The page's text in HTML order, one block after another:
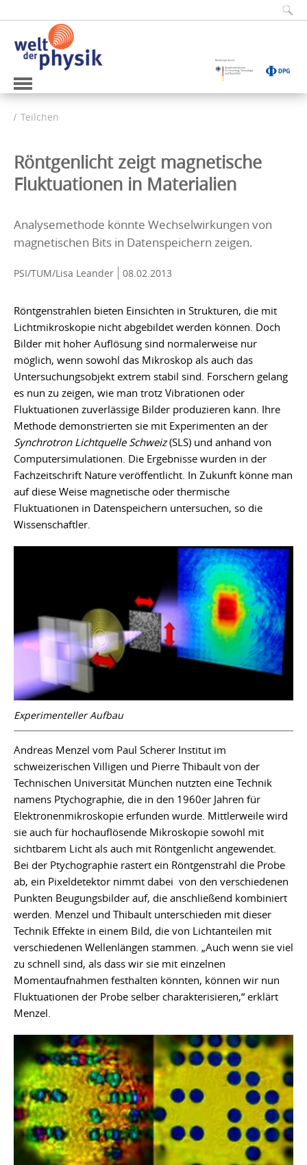
Teilchen
Röntgenlicht zeigt magnetische
Fluktuationen in Materialien
Analysemethode könnte Wechselwirkungen von
magnetischen Bits in Datenspeichern zeigen.
PSI/TUM/Lisa Leander 08.02.2013
Röntgenstrahlen bieten Einsichten in Strukturen, die mit
Lichtmikroskopie nicht abgebildet werden können. Doch
Bilder mit hoher Auflösung sind normalerweise nur
möglich, wenn sowohl das Mikroskop als auch das
Untersuchungsobjekt extrem stabil sind. Forschern gelang
es nun zu zeigen, wie man trotz Vibrationen oder
Fluktuationen zuverlässige Bilder produzieren kann. Ihre
Methode demonstrierten sie mit Experimenten an der
Synchrotron Lichtquelle Schweiz(SLS) und anhand von
Computersimulationen. Die Ergebnisse wurden in der
Fachzeitschrift Nature veröffentlicht. In Zukunft könne man
auf diese Weise magnetische oder thermische
Fluktuationen in Datenspeichern untersuchen, so die
Wissenschaftler.
Experimenteller Aufbau
Andreas Menzel vom Paul Scherer Institut im
schweizerischen Villigen und Pierre Thibault von der
Technischen Universität München nutzten eine Technik
namens Ptychographie, die in den 1960er Jahren für
Elektronenmikroskopie erfunden wurde. Mittlerweile wird
sie auch für hochauflösende Mikroskopie sowohl mit
sichtbarem Licht als auch mit Röntgenlicht angewendet.
Bei der Ptychographie rastert ein Röntgenstrahl die Probe
ab, ein Pixeldetektor nimmt dabei von den verschiedenen
Punkten Beugungsbilder auf, die anschließend kombiniert
werden. Menzel und Thibault unterschieden mit dieser
Technik Effekte in einem Bild, die von Lichtanteilen mit
verschiedenen Wellenlängen stammen. „Auch wenn sie viel
zu schnell sind, als dass wir sie mit einzelnen
Momentaufnahmen festhalten könnten, können wir nun
Fluktuationen der Probe selber charakterisieren,“ erklärt
Menzel.